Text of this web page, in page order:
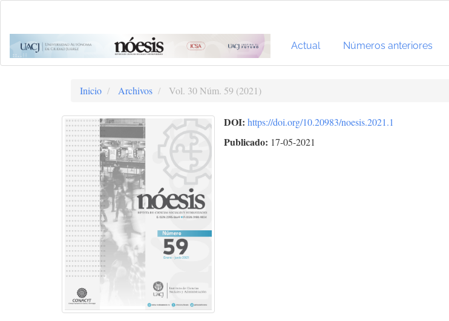
Contenido
principal
Barra
Actual Números anteriores
Inicio Archivos Vol. 30 Núm. 59 (2021)
DOI:https://doi.org/10.20983/noesis.2021.1
Publicado: 17-05-2021